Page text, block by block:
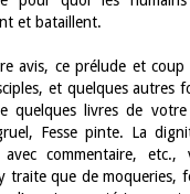
parce qu’à le voir du
n’en auriez pas donné
le visage d’un fou, le
paysan, de condition
à toute fonction
chacun, toujours se
Mais en ouvrant
céleste et